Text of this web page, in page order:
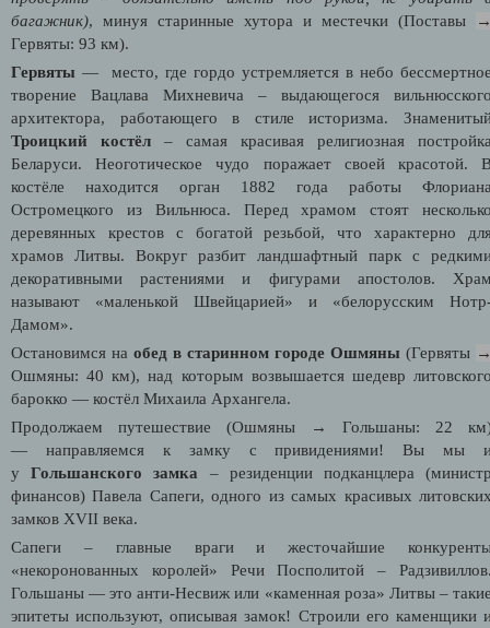
багажник), минуя старинные хутора и местечки (Поставы
Гервяты: 93 км).
Гервяты —
место, где гордо устремляется в небо
творение Вацлава Михневича – выдающегося
архитектора, работающего в стиле историзма.
Троицкий костёл – самая красивая религиозная
Беларуси. Неоготическое чудо поражает своей красотой.
костёле находится орган 1882 года работы
Остромецкого из Вильнюса. Перед храмом стоят
деревянных крестов с богатой резьбой, что характерно
храмов Литвы. Вокруг разбит ландшафтный парк с
декоративными растениями и фигурами апостолов.
называют «маленькой Швейцарией» и «белорусским
Дамом».
Остановимся на обед в старинном городе Ошмяны (Гервяты
Ошмяны: 40 км), над которым возвышается шедевр
барокко — костёл Михаила Архангела.
Продолжаем путешествие (Ошмяны
→
Гольшаны: 22
— направляемся к замку с привидениями! Вы мы
уГольшанского замка – резиденции подканцлера
финансов) Павела Сапеги, одного из самых красивых
замков XVII века.
Сапеги – главные враги и жесточайшие
«некоронованных королей» Речи Посполитой –
Гольшаны — это анти-Несвиж или «каменная роза» Литвы –
эпитеты используют, описывая замок! Строили его каменщики